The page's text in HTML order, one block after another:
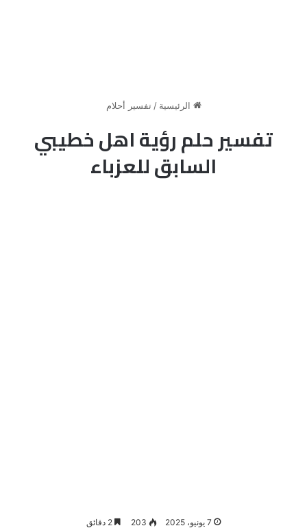
الرئيسية / تفسير أحلام
تفسير حلم رؤية اهل خطيبي
السابق للعزباء
7 يونيو، 2025 203